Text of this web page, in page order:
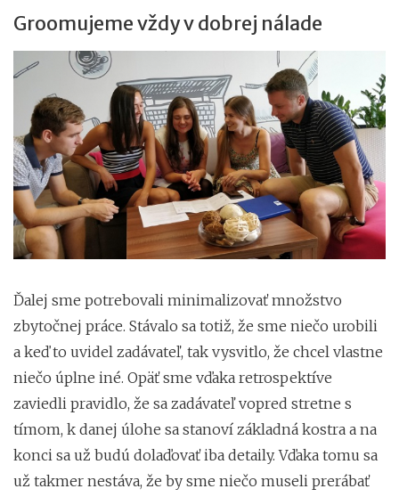
Groomujeme vždy v dobrej nálade
Ďalej sme potrebovali minimalizovať množstvo
zbytočnej práce. Stávalo sa totiž, že sme niečo urobili
a keď to uvidel zadávateľ, tak vysvitlo, že chcel vlastne
niečo úplne iné. Opäť sme vďaka retrospektíve
zaviedli pravidlo, že sa zadávateľ vopred stretne s
tímom, k danej úlohe sa stanoví základná kostra a na
konci sa už budú dolaďovať iba detaily. Vďaka tomu sa
už takmer nestáva, že by sme niečo museli prerábať